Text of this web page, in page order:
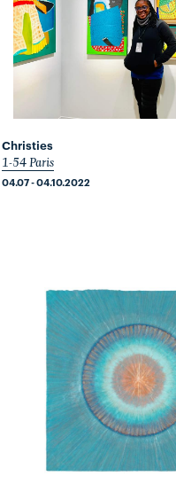
Christies
1-54 Paris
04.07 - 04.10.2022